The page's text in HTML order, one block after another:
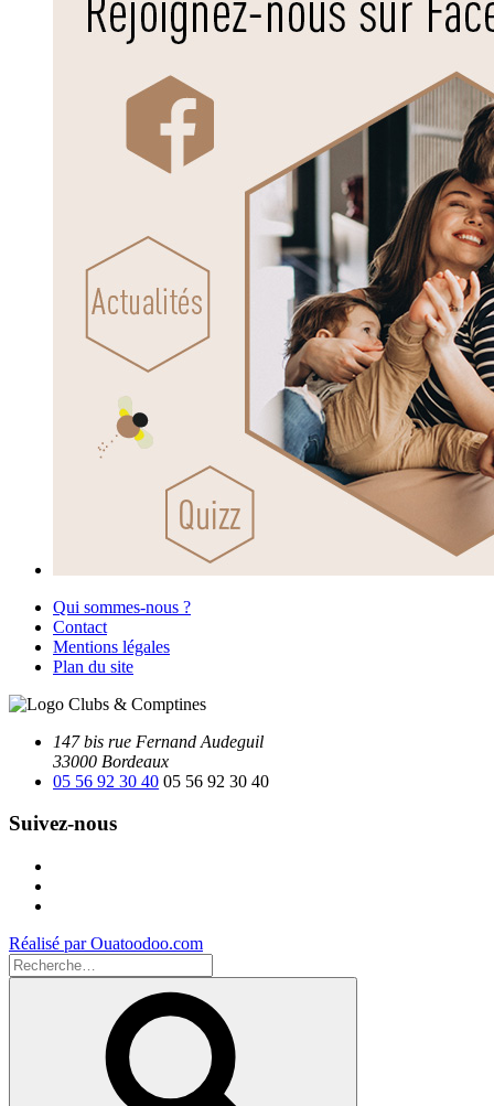
Qui sommes-nous ?
Contact
Mentions légales
Plan du site
147 bis rue Fernand Audeguil
33000 Bordeaux
05 56 92 30 40 05 56 92 30 40
Suivez-nous
Réalisé par Ouatoodoo.com
Recherche
pour